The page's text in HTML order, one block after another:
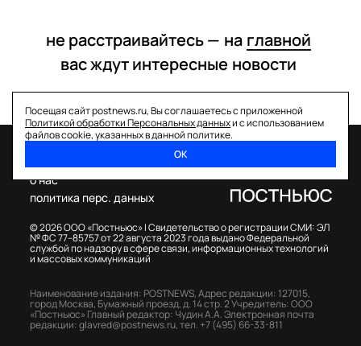
не расстраивайтесь — на главной
вас ждут интересные новости
Посещая сайт postnews.ru, Вы соглашаетесь с приложенной
Политикой обработки Персональных данныхи с использованием
файлов cookie, указанных в данной политике.
ОК
© 2026 ООО «Постньюс» |Свидетельство о регистрации СМИ: ЭЛ
№ ФС 77–85757 от 22 августа 2023 года выдано Федеральной
службой по надзору в сфере связи, информационных технологий
и массовых коммуникаций
о нас
политика перс. данных
Наименование издания: POSTNEWS,Адрес редакции: 127015,
город Москва, Бумажный проезд, д. 14 стр. 2Учредитель: ООО
«Постньюс» Главный редактор: Чудин А.А.Электронная почта
редакции:glavred@postnews.ru,тел. +7 (495) 66-33-811